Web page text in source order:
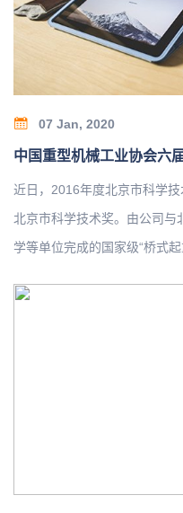
铰接端梁桥架结构形式；国内
和刚柔结合的三梁小车架、
行维护管理平台；首次提出
07 Jan, 2020
近日，2016年度北京市科学
北京市科学技术奖。由公司与
学等单位完成的国家级“桥式
桥式起重机轻量化设计关键技
机偏轨箱型焊接焊接轨道窄